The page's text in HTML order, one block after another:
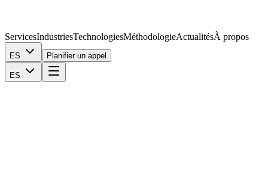
ServicesIndustriesTechnologiesMéthodologieActualitésÀ propos
ES Planifier un appel
ES